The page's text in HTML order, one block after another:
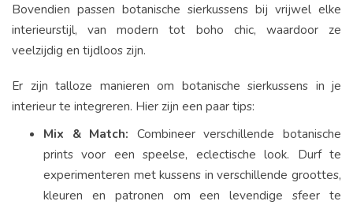
Bovendien passen botanische sierkussens bij vrijwel elke
interieurstijl, van modern tot boho chic, waardoor ze
veelzijdig en tijdloos zijn.
Er zijn talloze manieren om botanische sierkussens in je
interieur te integreren. Hier zijn een paar tips:
Mix & Match: Combineer verschillende botanische
prints voor een speelse, eclectische look. Durf te
experimenteren met kussens in verschillende groottes,
kleuren en patronen om een levendige sfeer te